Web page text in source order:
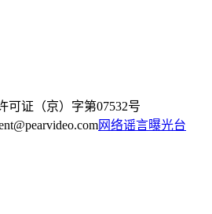
可证（京）字第07532号
网络谣言曝光台